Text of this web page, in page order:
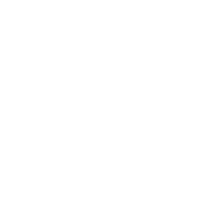
6 die dritte Rezension in
Comic sprechen. Das Finale der
und spannend.
Aufträge wesentlich blutiger und
Das Team hat es in dieser
Ghostrider, Punisher, Elektra und